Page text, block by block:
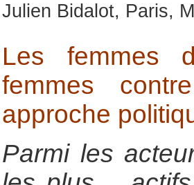
Julien Bidalot, Paris,
Les femmes
femmes
approche
Parmi les